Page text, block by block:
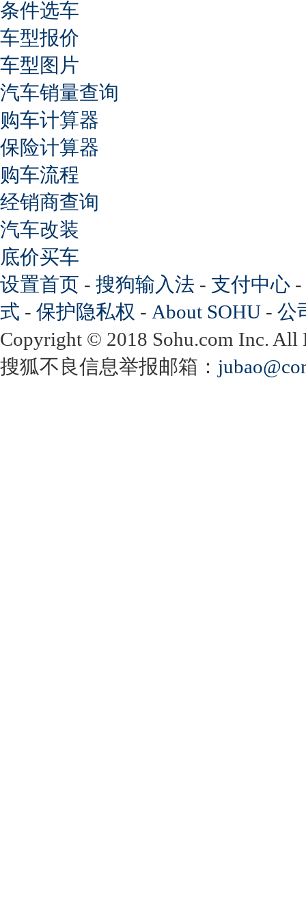
条件选车
车型报价
车型图片
汽车销量查询
购车计算器
保险计算器
购车流程
经销商查询
汽车改装
底价买车
设置首页 - 搜狗输入法 - 支付中心 -
式 - 保护隐私权 - About SOHU - 公
Copyright © 2018 Sohu.com Inc.
搜狐不良信息举报邮箱：